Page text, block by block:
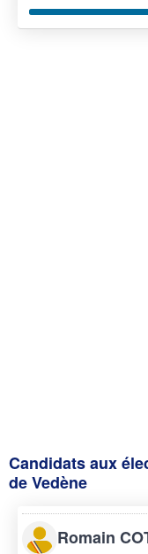
Candidats aux
de Vedène
Romain